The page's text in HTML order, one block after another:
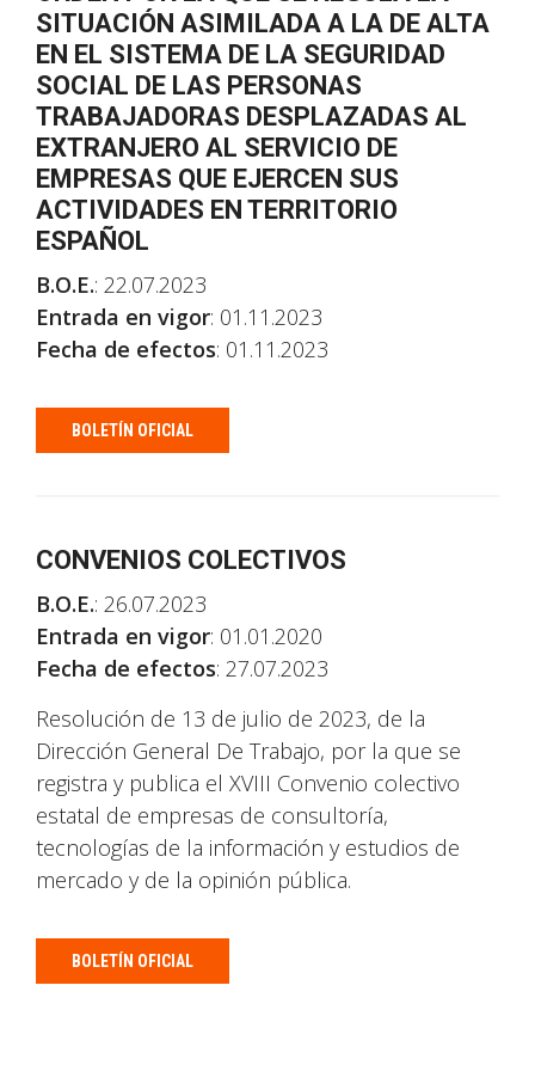
SITUACIÓN ASIMILADA A LA DE ALTA
EN EL SISTEMA DE LA SEGURIDAD
SOCIAL DE LAS PERSONAS
TRABAJADORAS DESPLAZADAS AL
EXTRANJERO AL SERVICIO DE
EMPRESAS QUE EJERCEN SUS
ACTIVIDADES EN TERRITORIO
ESPAÑOL
B.O.E.: 22.07.2023
Entrada en vigor: 01.11.2023
Fecha de efectos: 01.11.2023
BOLETÍN OFICIAL
CONVENIOS COLECTIVOS
B.O.E.: 26.07.2023
Entrada en vigor: 01.01.2020
Fecha de efectos: 27.07.2023
Resolución de 13 de julio de 2023, de la
Dirección General De Trabajo, por la que se
registra y publica el XVIII Convenio colectivo
estatal de empresas de consultoría,
tecnologías de la información y estudios de
mercado y de la opinión pública.
BOLETÍN OFICIAL